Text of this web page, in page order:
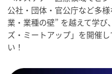
公社・団体・官公庁など多
業・業種の壁” を越えて学
ズ・ミートアップ」を開催
い！